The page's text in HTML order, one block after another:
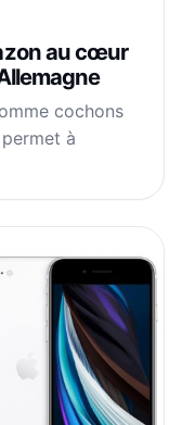
au cœur
cochons
à